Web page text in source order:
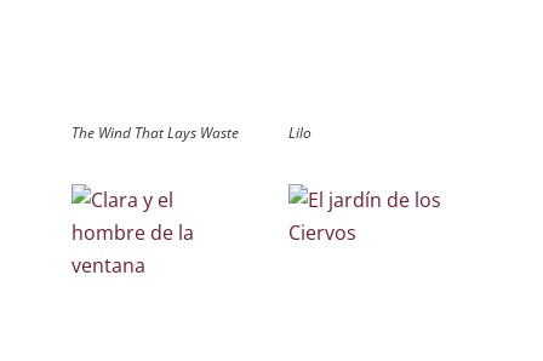
The Wind That Lays Waste Lilo